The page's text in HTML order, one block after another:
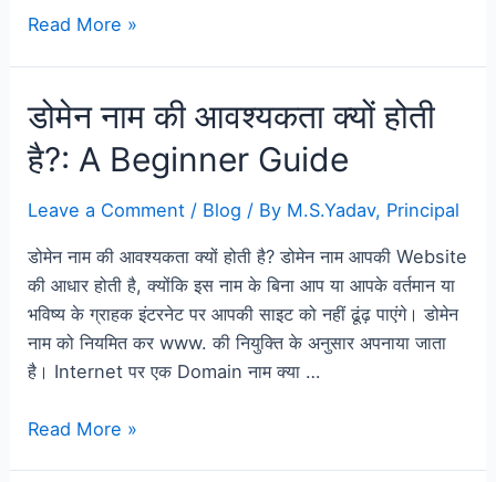
Read More »
डोमेन नाम की आवश्यकता क्यों होती
है?: A Beginner Guide
Leave a Comment / Blog / By M.S.Yadav, Principal
डोमेन नाम की आवश्यकता क्यों होती है? डोमेन नाम आपकी Website
की आधार होती है, क्योंकि इस नाम के बिना आप या आपके वर्तमान या
भविष्य के ग्राहक इंटरनेट पर आपकी साइट को नहीं ढूंढ़ पाएंगे। डोमेन
नाम को नियमित कर www. की नियुक्ति के अनुसार अपनाया जाता
है। Internet पर एक Domain नाम क्या …
Read More »